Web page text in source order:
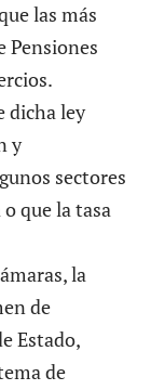
las más
Pensiones
dicha ley
y
sectores
que la tasa
la
de
Estado,
de